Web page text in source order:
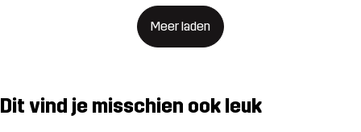
Meer laden
Dit vind je misschien ook leuk